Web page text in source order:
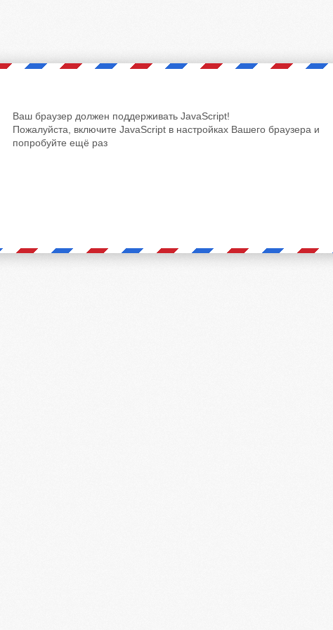
Ваш браузер должен поддерживать JavaScript!
Пожалуйста, включите JavaScript в настройках Вашего браузера и
попробуйте ещё раз